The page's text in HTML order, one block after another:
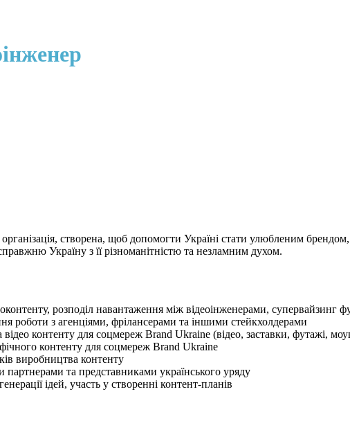
створена, щоб допомогти Україні стати улюбленим
Україну з її різноманітністю та незламним духом.
розподіл навантаження між відеоінженерами, супервайзинг
роботи з агенціями, фрілансерами та іншими стейкхолдерами
відео контенту для соцмереж Brand Ukraine (відео, заставки, футажі,
контенту для соцмереж Brand Ukraine
виробництва контенту
партнерами та представниками українського уряду
ідей, участь у створенні контент-планів